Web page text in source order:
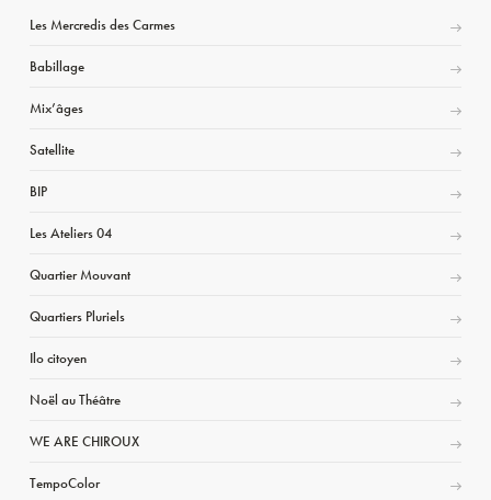
Les Mercredis des Carmes
Babillage
Mix’âges
Satellite
BIP
Les Ateliers 04
Quartier Mouvant
Quartiers Pluriels
Ilo citoyen
Noël au Théâtre
WE ARE CHIROUX
TempoColor